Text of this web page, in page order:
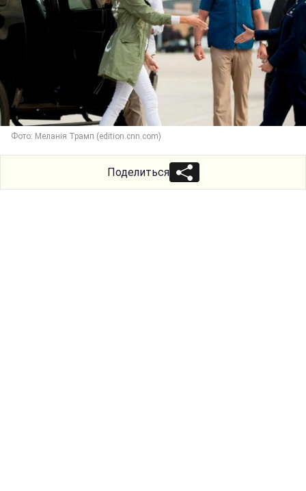
Фото: Меланія Трамп (edition.cnn.com)
Поделиться